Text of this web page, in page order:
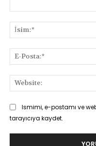
Ismimi, e-postamı ve
tarayıcıya kaydet.